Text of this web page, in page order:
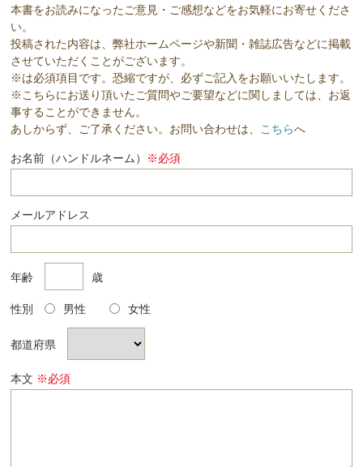
本書をお読みになったご意見・ご感想などをお気軽にお寄せくださ
い。
投稿された内容は、弊社ホームページや新聞・雑誌広告などに掲載
させていただくことがございます。
※は必須項目です。恐縮ですが、必ずご記入をお願いいたします。
※こちらにお送り頂いたご質問やご要望などに関しましては、お返
事することができません。
あしからず、ご了承ください。お問い合わせは、 こちらへ
お名前（ハンドルネーム） ※必須
メールアドレス
年齢 歳
性別 男性 女性
都道府県
本文 ※必須